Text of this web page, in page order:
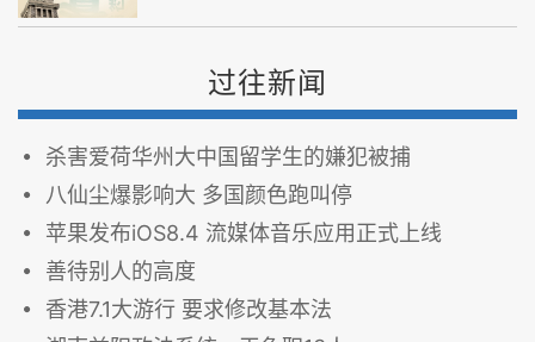
过往新闻
杀害爱荷华州大中国留学生的嫌犯被捕
八仙尘爆影响大 多国颜色跑叫停
苹果发布iOS8.4 流媒体音乐应用正式上线
善待别人的高度
香港7.1大游行 要求修改基本法